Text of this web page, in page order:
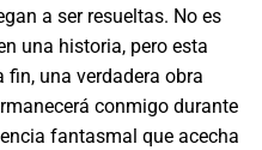
a ser resueltas. No es
una historia, pero esta
fin, una verdadera obra
conmigo durante
fantasmal que acecha